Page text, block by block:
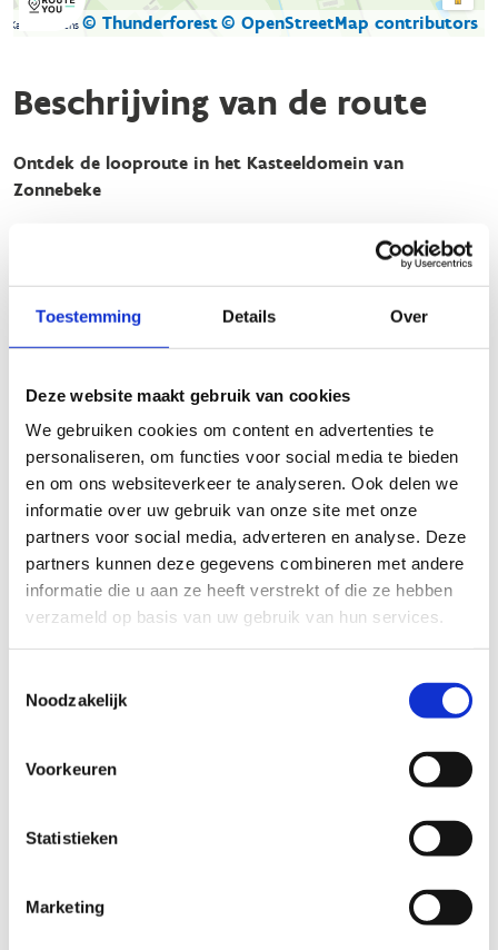
Toestemming Details Over
Deze website maakt gebruik van cookies
We gebruiken cookies om content en advertenties te
personaliseren, om functies voor social media te bieden
en om ons websiteverkeer te analyseren. Ook delen we
informatie over uw gebruik van onze site met onze
partners voor social media, adverteren en analyse. Deze
partners kunnen deze gegevens combineren met andere
informatie die u aan ze heeft verstrekt of die ze hebben
verzameld op basis van uw gebruik van hun services.
Noodzakelijk
Voorkeuren
Statistieken
Marketing
Kaartgegevens © Thunderforest© OpenStreetMap contributors
Beschrijving van de route
Ontdek de looproute in het Kasteeldomein van
Zonnebeke
Ben jij klaar voor een sportieve uitdaging in een historische
en natuurlijke omgeving? Het Kasteeldomein van Zonnebeke
biedt de perfecte combinatie van inspanning en ontspanning
voor lopers van elk niveau.
en kies een van de uitgestippelde looplussen: de groene lus
van 2,7 km of de blauwe lus van 2,5 km. Deze korte trajecten
laten je op sportieve wijze genieten van het prachtige
parklandschap, historische monumenten en serene natuur die
het domein te bieden heeft.
Of je nu een geoefende hardloper bent of net begint, het
Kasteelpark is de ideale locatie om in beweging te komen en
je conditie te verbeteren. Trek je loopschoenen aan en ontdek
de sportieve kant van dit unieke stukje Zonnebeke.
Roeselarestraat